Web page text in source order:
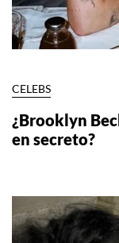
CELEBS
¿Brooklyn
en secreto?